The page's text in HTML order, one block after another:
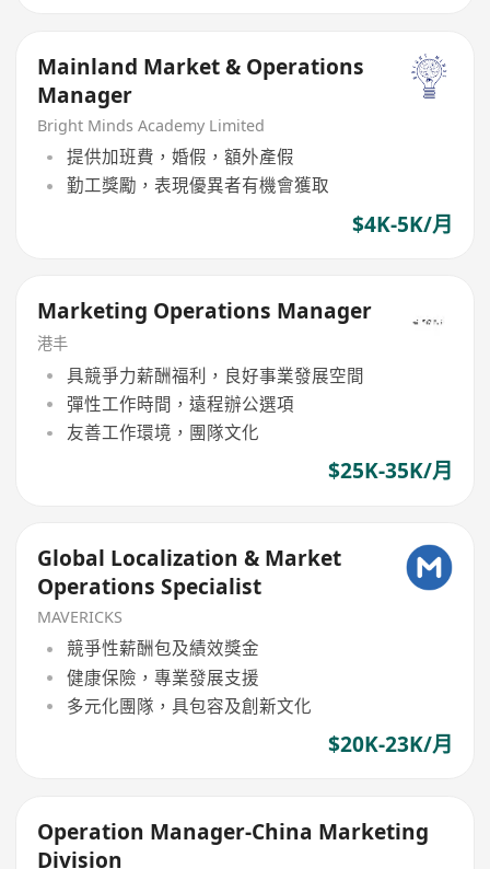
Mainland Market & Operations
Manager
Bright Minds Academy Limited
提供加班費，婚假，額外產假
勤工獎勵，表現優異者有機會獲取
$4K-5K/月
Marketing Operations Manager
港丰
具競爭力薪酬福利，良好事業發展空間
彈性工作時間，遠程辦公選項
友善工作環境，團隊文化
$25K-35K/月
Global Localization & Market
Operations Specialist
MAVERICKS
競爭性薪酬包及績效獎金
健康保險，專業發展支援
多元化團隊，具包容及創新文化
$20K-23K/月
Operation Manager-China Marketing
Division